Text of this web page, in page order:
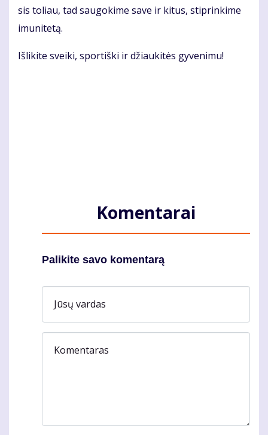
sis to­liau, tad sau­go­ki­me sa­ve ir ki­tus, stip­rin­ki­me
imu­ni­te­tą.
Iš­li­ki­te svei­ki, spor­tiš­ki ir džiau­ki­tės gy­ve­ni­mu!
Komentarai
Palikite savo komentarą
Jūsų vardas
Komentaras